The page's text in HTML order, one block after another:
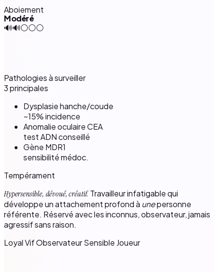
Aboiement
Modéré
🔊🔊⚪⚪⚪
Pathologies à surveiller
3 principales
Dysplasie hanche/coude
~15% incidence
Anomalie oculaire CEA
test ADN conseillé
Gène MDR1
sensibilité médoc.
Tempérament
Hypersensible, dévoué, créatif.Travailleur infatigable qui
développe un attachement profond à unepersonne
référente. Réservé avec les inconnus, observateur, jamais
agressif sans raison.
LoyalVifObservateurSensible Joueur